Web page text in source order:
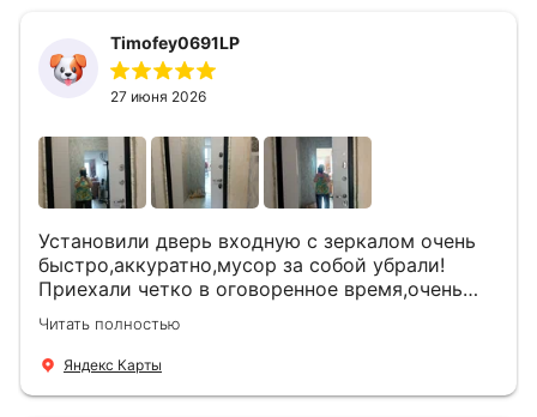
Timofey0691LP
27 июня 2026
Установили дверь входную с зеркалом очень
быстро,аккуратно,мусор за собой убрали!
Приехали четко в оговоренное время,очень
вежливые,деликатные рабочие .Все
понравилось и дверь ,и работа и цена!
Читать полностью
Яндекс Карты